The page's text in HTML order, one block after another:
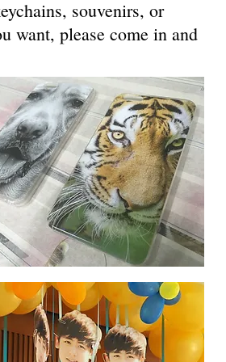
souvenirs, or
want, please come in and